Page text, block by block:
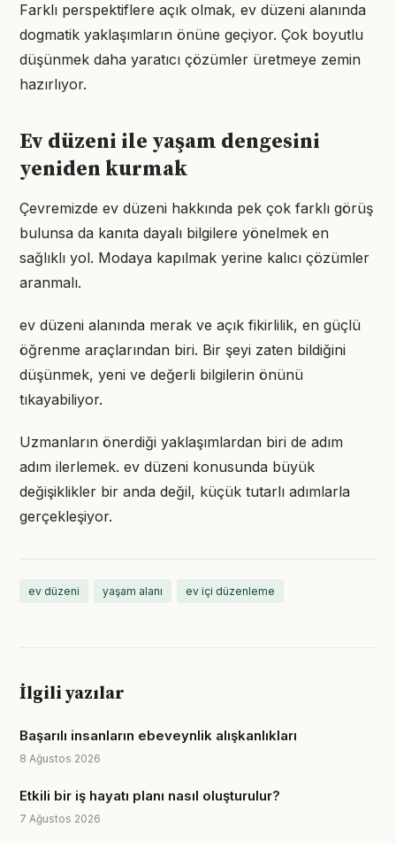
Farklı perspektiflere açık olmak, ev düzeni alanında
dogmatik yaklaşımların önüne geçiyor. Çok boyutlu
düşünmek daha yaratıcı çözümler üretmeye zemin
hazırlıyor.
Ev düzeni ile yaşam dengesini
yeniden kurmak
Çevremizde ev düzeni hakkında pek çok farklı görüş
bulunsa da kanıta dayalı bilgilere yönelmek en
sağlıklı yol. Modaya kapılmak yerine kalıcı çözümler
aranmalı.
ev düzeni alanında merak ve açık fikirlilik, en güçlü
öğrenme araçlarından biri. Bir şeyi zaten bildiğini
düşünmek, yeni ve değerli bilgilerin önünü
tıkayabiliyor.
Uzmanların önerdiği yaklaşımlardan biri de adım
adım ilerlemek. ev düzeni konusunda büyük
değişiklikler bir anda değil, küçük tutarlı adımlarla
gerçekleşiyor.
ev düzeni yaşam alanı ev içi düzenleme
İlgili yazılar
Başarılı insanların ebeveynlik alışkanlıkları
8 Ağustos 2026
Etkili bir iş hayatı planı nasıl oluşturulur?
7 Ağustos 2026